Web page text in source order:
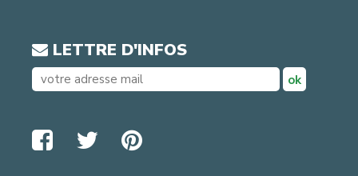
LETTRE D'INFOS